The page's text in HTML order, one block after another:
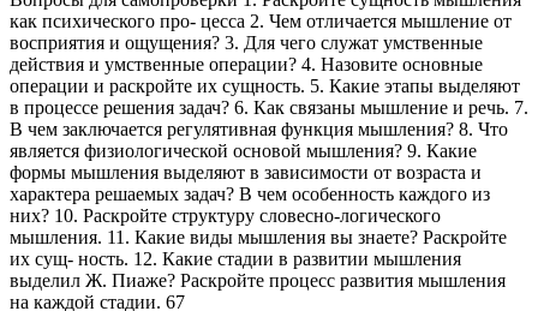
как психического про- цесса 2. Чем отличается мышление от
восприятия и ощущения? 3. Для чего служат умственные
действия и умственные операции? 4. Назовите основные
операции и раскройте их сущность. 5. Какие этапы выделяют
в процессе решения задач? 6. Как связаны мышление и речь. 7.
В чем заключается регулятивная функция мышления? 8. Что
является физиологической основой мышления? 9. Какие
формы мышления выделяют в зависимости от возраста и
характера решаемых задач? В чем особенность каждого из
них? 10. Раскройте структуру словесно-логического
мышления. 11. Какие виды мышления вы знаете? Раскройте
их сущ- ность. 12. Какие стадии в развитии мышления
выделил Ж. Пиаже? Раскройте процесс развития мышления
на каждой стадии. 67